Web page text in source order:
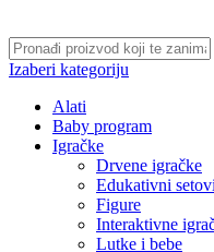
Izaberi kategoriju
Alati
Baby program
Igračke
Drvene igračke
Edukativni setovi
Figure
Interaktivne
Lutke i bebe